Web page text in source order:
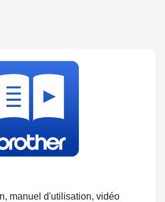
manuel d'utilisation, vidéo